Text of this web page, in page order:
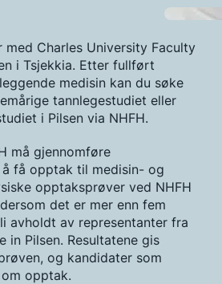
med Charles University Faculty
i Tsjekkia. Etter fullført
medisin kan du søke
tannlegestudiet eller
i Pilsen via NHFH.
må gjennomføre
få opptak til medisin- og
opptaksprøver ved NHFH
det er mer enn fem
avholdt av representanter fra
in Pilsen. Resultatene gis
og kandidater som
opptak.